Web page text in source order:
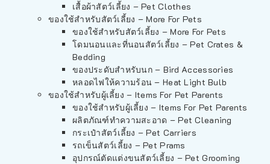
เสื้อผ้าสัตว์เลี้ยง – Pet Clothes
ของใช้สำหรับสัตว์เลี้ยง – More For Pets
ของใช้สำหรับสัตว์เลี้ยง – More For Pets
โดมนอนและที่นอนสัตว์เลี้ยง – Pet Crates &
Bedding
ของประดับสำหรับนก – Bird Accessories
หลอดไฟให้ความร้อน – Heat Light Bulb
ของใช้สำหรับผู้เลี้ยง – Items For Pet Parents
ของใช้สำหรับผู้เลี้ยง – Items For Pet Parents
ผลิตภัณฑ์ทำความสะอาด – Pet Cleaning
กระเป๋าสัตว์เลี้ยง – Pet Carriers
รถเข็นสัตว์เลี้ยง – Pet Prams
อุปกรณ์ตัดแต่งขนสัตว์เลี้ยง – Pet Grooming